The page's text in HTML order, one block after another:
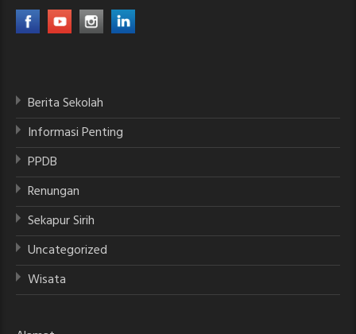
Berita Sekolah
Informasi Penting
PPDB
Renungan
Sekapur Sirih
Uncategorized
Wisata